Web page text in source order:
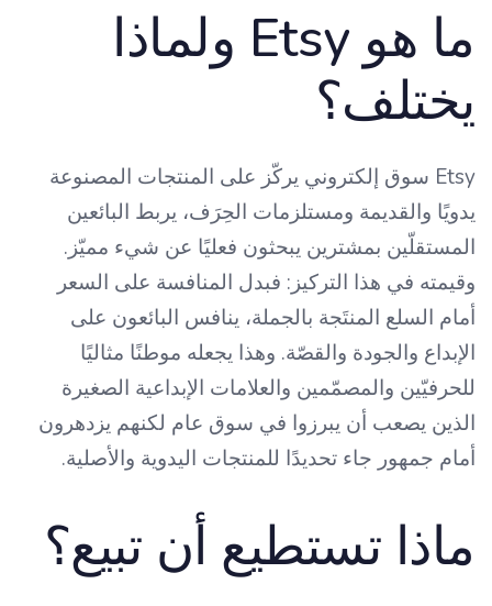
ما هو Etsy ولماذا
يختلف؟
Etsy سوق إلكتروني يركّز على المنتجات المصنوعة
يدويًا والقديمة ومستلزمات الحِرَف، يربط البائعين
المستقلّين بمشترين يبحثون فعليًا عن شيء مميّز.
وقيمته في هذا التركيز: فبدل المنافسة على السعر
أمام السلع المنتَجة بالجملة، ينافس البائعون على
الإبداع والجودة والقصّة. وهذا يجعله موطنًا مثاليًا
للحرفيّين والمصمّمين والعلامات الإبداعية الصغيرة
الذين يصعب أن يبرزوا في سوق عام لكنهم يزدهرون
أمام جمهور جاء تحديدًا للمنتجات اليدوية والأصلية.
ماذا تستطيع أن تبيع؟